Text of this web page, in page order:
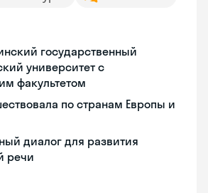
государственный
университет с
факультетом
по странам Европы и
диалог для развития
речи